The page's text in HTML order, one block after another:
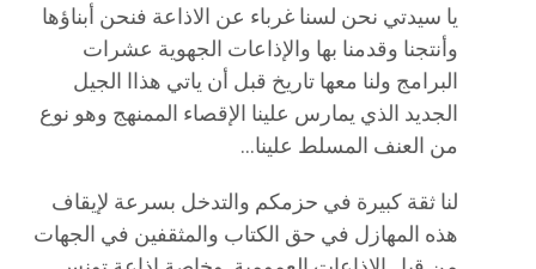
يا سيدتي نحن لسنا غرباء عن الاذاعة فنحن أبناؤها
وأنتجنا وقدمنا بها والإذاعات الجهوية عشرات
البرامج ولنا معها تاريخ قبل أن ياتي هذاا الجيل
الجديد الذي يمارس علينا الإقصاء الممنهج وهو نوع
من العنف المسلط علينا…
لنا ثقة كبيرة في حزمكم والتدخل بسرعة لإيقاف
هذه المهازل في حق الكتاب والمثقفين في الجهات